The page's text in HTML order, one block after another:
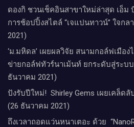
ดองกิ ชวนเช็คอินสาขาใหม่ล่าสุด เอ็ม
การช้อปปิ้งสไตล์ “เจแปนทาวน์” ใจกล
2021)
‘ม.มหิดล’ เผยผลวิจัย สนามกอล์ฟเมือง
ข่ายกอล์ฟทัวร์นาเม้นท์ ยกระดับสู่ระบบ
ธันวาคม 2021)
ปังรับปีใหม่​! ​ Shirley Gems เผยเคล็ด
(26 ธันวาคม 2021)
ถึงเวลาถอดแว่นหนาเตอะ ด้วย